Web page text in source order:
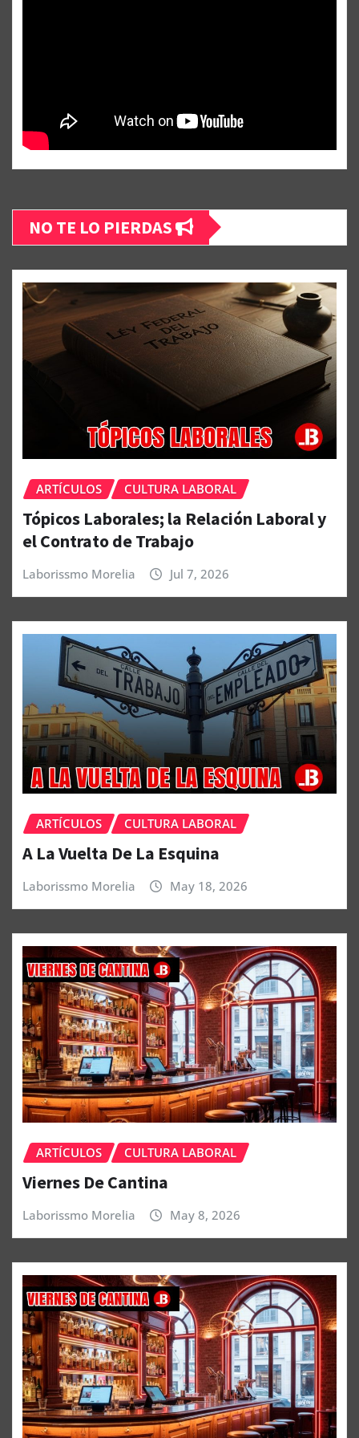
NO TE LO PIERDAS
ARTÍCULOS CULTURA LABORAL
Tópicos Laborales; la Relación Laboral y
el Contrato de Trabajo
Laborissmo Morelia Jul 7, 2026
ARTÍCULOS CULTURA LABORAL
A La Vuelta De La Esquina
Laborissmo Morelia May 18, 2026
ARTÍCULOS CULTURA LABORAL
Viernes De Cantina
Laborissmo Morelia May 8, 2026